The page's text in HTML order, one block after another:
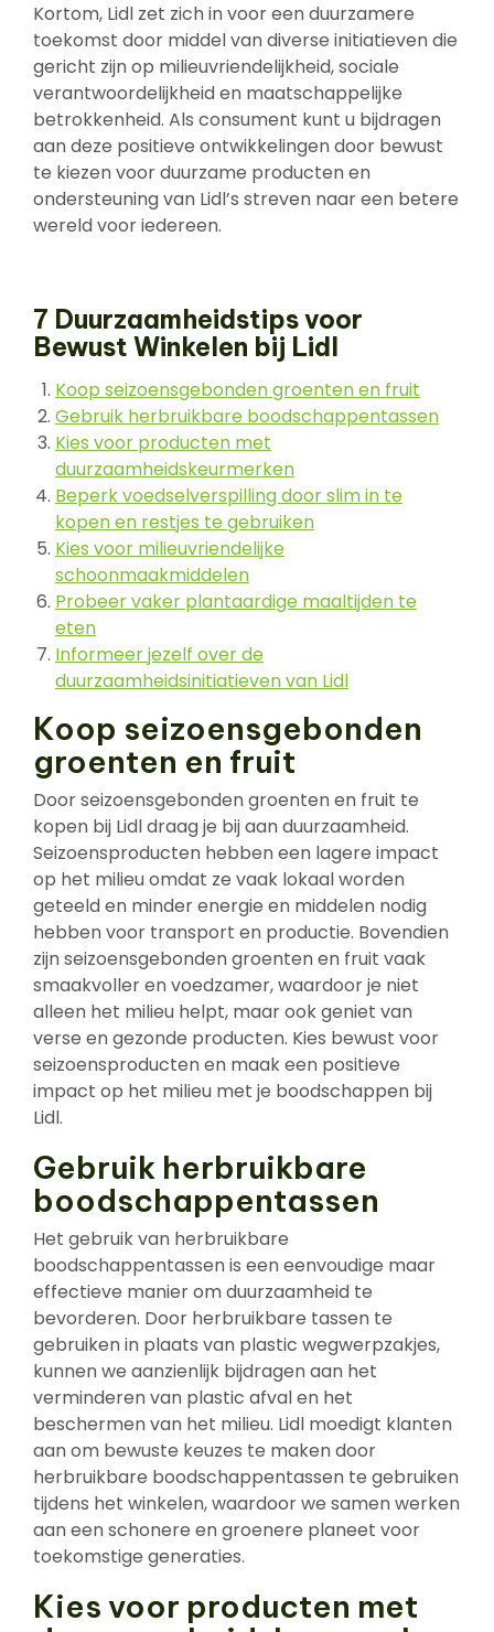
Kortom, Lidl zet zich in voor een duurzamere
toekomst door middel van diverse initiatieven die
gericht zijn op milieuvriendelijkheid, sociale
verantwoordelijkheid en maatschappelijke
betrokkenheid. Als consument kunt u bijdragen
aan deze positieve ontwikkelingen door bewust
te kiezen voor duurzame producten en
ondersteuning van Lidl’s streven naar een betere
wereld voor iedereen.
7 Duurzaamheidstips voor
Bewust Winkelen bij Lidl
Koop seizoensgebonden groenten en fruit
Gebruik herbruikbare boodschappentassen
Kies voor producten met
duurzaamheidskeurmerken
Beperk voedselverspilling door slim in te
kopen en restjes te gebruiken
Kies voor milieuvriendelijke
schoonmaakmiddelen
Probeer vaker plantaardige maaltijden te
eten
Informeer jezelf over de
duurzaamheidsinitiatieven van Lidl
Koop seizoensgebonden
groenten en fruit
Door seizoensgebonden groenten en fruit te
kopen bij Lidl draag je bij aan duurzaamheid.
Seizoensproducten hebben een lagere impact
op het milieu omdat ze vaak lokaal worden
geteeld en minder energie en middelen nodig
hebben voor transport en productie. Bovendien
zijn seizoensgebonden groenten en fruit vaak
smaakvoller en voedzamer, waardoor je niet
alleen het milieu helpt, maar ook geniet van
verse en gezonde producten. Kies bewust voor
seizoensproducten en maak een positieve
impact op het milieu met je boodschappen bij
Lidl.
Gebruik herbruikbare
boodschappentassen
Het gebruik van herbruikbare
boodschappentassen is een eenvoudige maar
effectieve manier om duurzaamheid te
bevorderen. Door herbruikbare tassen te
gebruiken in plaats van plastic wegwerpzakjes,
kunnen we aanzienlijk bijdragen aan het
verminderen van plastic afval en het
beschermen van het milieu. Lidl moedigt klanten
aan om bewuste keuzes te maken door
herbruikbare boodschappentassen te gebruiken
tijdens het winkelen, waardoor we samen werken
aan een schonere en groenere planeet voor
toekomstige generaties.
Kies voor producten met